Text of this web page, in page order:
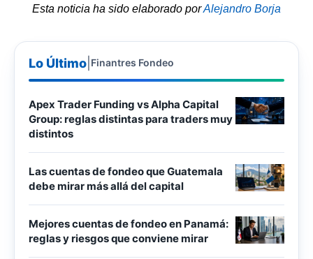
Esta noticia ha sido elaborado porAlejandro Borja
Lo Último Finantres Fondeo
Apex Trader Funding vs Alpha Capital
Group: reglas distintas para traders muy
distintos
Las cuentas de fondeo que Guatemala
debe mirar más allá del capital
Mejores cuentas de fondeo en Panamá:
reglas y riesgos que conviene mirar